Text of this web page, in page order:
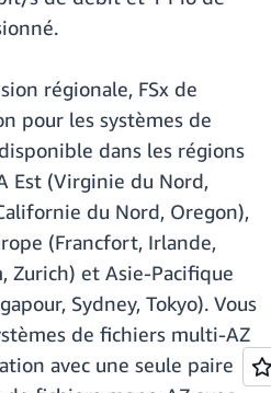
régionale, FSx de
pour les systèmes de
dans les régions
Est (Virginie du Nord,
du Nord, Oregon),
(Francfort, Irlande,
Zurich) et Asie-Pacifique
Sydney, Tokyo). Vous
de fichiers multi-AZ
avec une seule paire